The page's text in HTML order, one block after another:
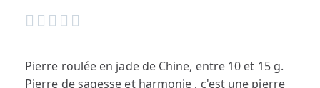
    
Pierre roulée en jade de Chine, entre 10 et 15 g.
Pierre de sagesse et harmonie , c'est une pierre